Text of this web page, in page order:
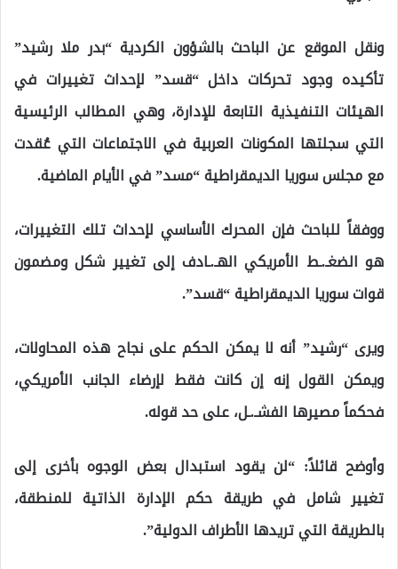
ونقل الموقع عن الباحث بالشؤون الكردية “بدر ملا رشيد”
تأكيده وجود تحركات داخل “قسد” لإحداث تغييرات في
الهيئات التنفيذية التابعة للإدارة، وهي المطالب الرئيسية
التي سجلتها المكونات العربية في الاجتماعات التي عُقدت
مع مجلس سوريا الديمقراطية “مسد” في الأيام الماضية.
ووفقاً للباحث فإن المحرك الأساسي لإحداث تلك التغييرات،
هو الضغـ.ـط الأمريكي الهـ.ـادف إلى تغيير شكل ومضمون
قوات سوريا الديمقراطية “قسد”.
ويرى “رشيد” أنه لا يمكن الحكم على نجاح هذه المحاولات،
ويمكن القول إنه إن كانت فقط لإرضاء الجانب الأمريكي،
فحكماً مصيرها الفشـ.ـل، على حد قوله.
وأوضح قائلاً: “لن يقود استبدال بعض الوجوه بأخرى إلى
تغيير شامل في طريقة حكم الإدارة الذاتية للمنطقة،
بالطريقة التي تريدها الأطراف الدولية”.